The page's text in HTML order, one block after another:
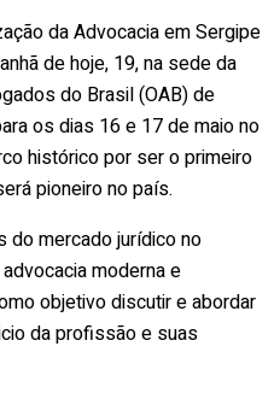
da Advocacia em Sergipe
de hoje, 19, na sede da
do Brasil (OAB) de
os dias 16 e 17 de maio no
histórico por ser o primeiro
pioneiro no país.
do mercado jurídico no
moderna e
objetivo discutir e abordar
da profissão e suas